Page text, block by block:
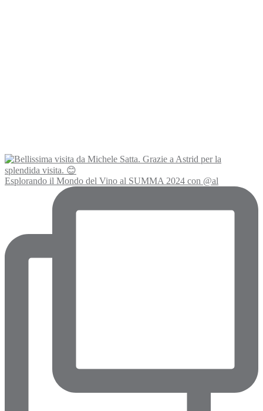
Esplorando il Mondo del Vino al SUMMA 2024 con @al